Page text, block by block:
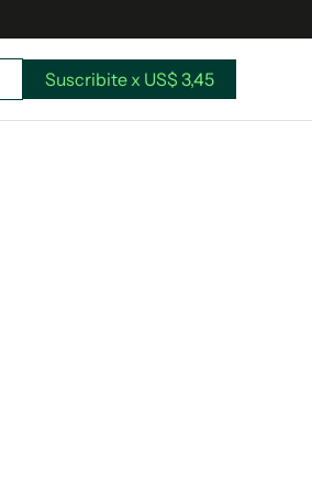
Suscribite x US$ 3,45